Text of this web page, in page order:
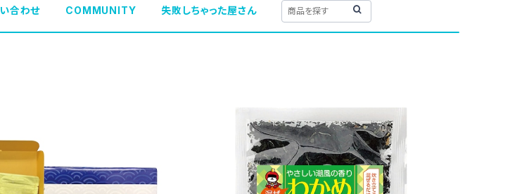
合わせ COMMUNITY 失敗しちゃった屋さん